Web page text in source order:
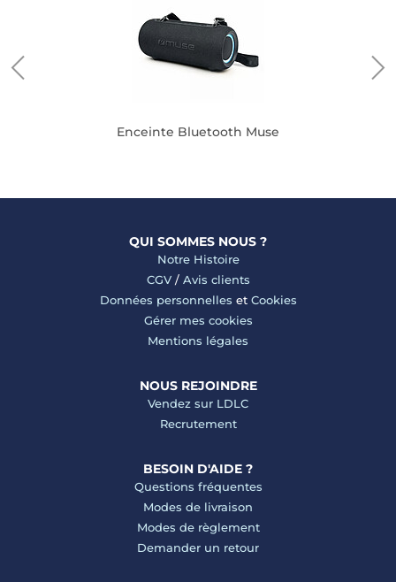
Enceinte Bluetooth Muse
QUI SOMMES NOUS ?
Notre Histoire
CGV/ Avis clients
Données personnelles et Cookies
Gérer mes cookies
Mentions légales
NOUS REJOINDRE
Vendez sur LDLC
Recrutement
BESOIN D'AIDE ?
Questions fréquentes
Modes de livraison
Modes de règlement
Demander un retour